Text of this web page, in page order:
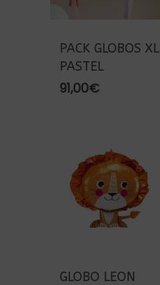
PACK GLOBOS XL
PASTEL
91,00€
GLOBO LEON